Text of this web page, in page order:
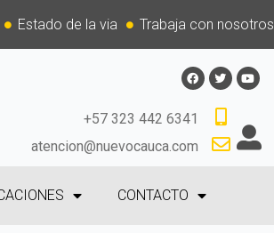
Estado de la via Trabaja con nosotros
+57 323 442 6341
atencion@nuevocauca.com
CONTACTO